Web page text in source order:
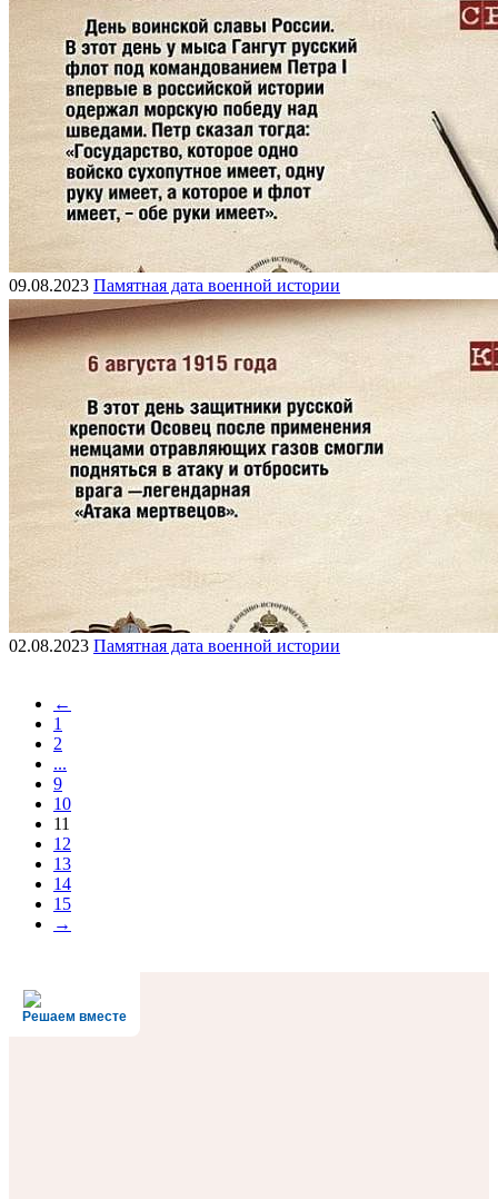
09.08.2023 Памятная дата военной истории
02.08.2023 Памятная дата военной истории
←
1
2
...
9
10
11
12
13
14
15
→
Решаем вместе